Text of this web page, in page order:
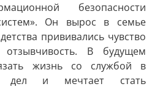
безопасности
Он вырос в семье
прививались чувство
В будущем
жизнь со службой в
дел и мечтает стать